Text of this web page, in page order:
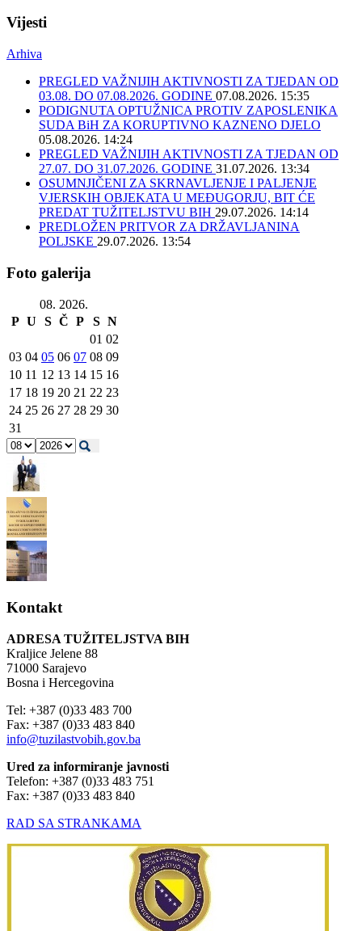
Vijesti
Arhiva
PREGLED VAŽNIJIH AKTIVNOSTI ZA TJEDAN OD
03.08. DO 07.08.2026. GODINE 07.08.2026. 15:35
PODIGNUTA OPTUŽNICA PROTIV ZAPOSLENIKA
SUDA BiH ZA KORUPTIVNO KAZNENO DJELO
05.08.2026. 14:24
PREGLED VAŽNIJIH AKTIVNOSTI ZA TJEDAN OD
27.07. DO 31.07.2026. GODINE 31.07.2026. 13:34
OSUMNJIČENI ZA SKRNAVLJENJE I PALJENJE
VJERSKIH OBJEKATA U MEĐUGORJU, BIT ĆE
PREDAT TUŽITELJSTVU BIH 29.07.2026. 14:14
PREDLOŽEN PRITVOR ZA DRŽAVLJANINA
POLJSKE 29.07.2026. 13:54
Foto galerija
08. 2026.
P U S Č P S N
01 02
03 04 05 06 07 08 09
10 11 12 13 14 15 16
17 18 19 20 21 22 23
24 25 26 27 28 29 30
31
Kontakt
ADRESA TUŽITELJSTVA BIH
Kraljice Jelene 88
71000 Sarajevo
Bosna i Hercegovina
Tel: +387 (0)33 483 700
Fax: +387 (0)33 483 840
info@tuzilastvobih.gov.ba
Ured za informiranje javnosti
Telefon: +387 (0)33 483 751
Fax: +387 (0)33 483 840
RAD SA STRANKAMA